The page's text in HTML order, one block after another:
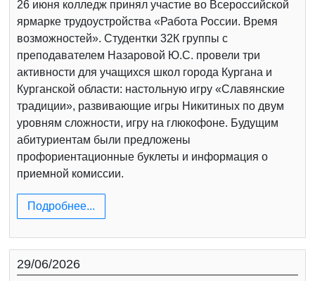
26 июня колледж принял участие во Всероссийской
ярмарке трудоустройства «Работа России. Время
возможностей». Студентки 32К группы с
преподавателем Назаровой Ю.С. провели три
активности для учащихся школ города Кургана и
Курганской области: настольную игру «Славянские
традиции», развивающие игры Никитиных по двум
уровням сложности, игру на глюкофоне. Будущим
абитуриентам были предложены
профориентационные буклеты и информация о
приемной комиссии.
Подробнее...
29/06/2026